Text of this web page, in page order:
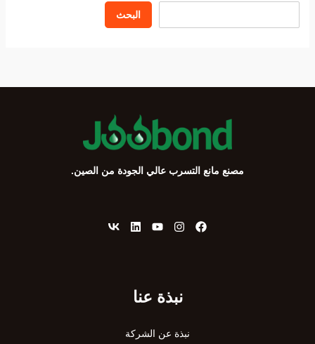
البحث
مصنع مانع التسرب عالي الجودة من الصين.
نبذة عنا
نبذة عن الشركة